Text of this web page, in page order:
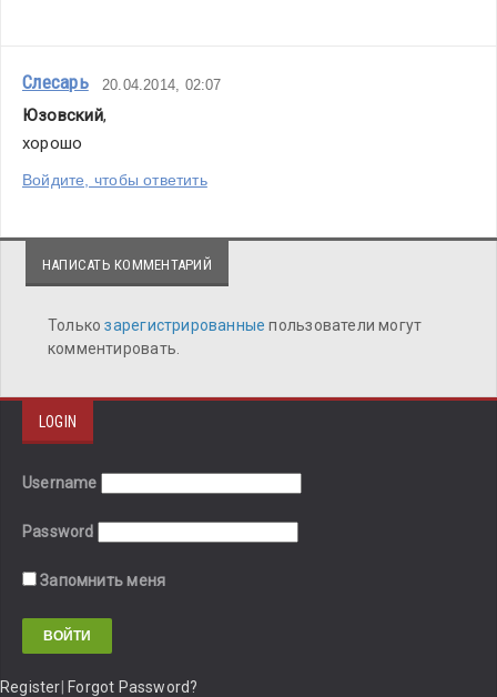
Слесарь 20.04.2014, 02:07
Юзовский,
хорошо
Войдите, чтобы ответить
НАПИСАТЬ КОММЕНТАРИЙ
Толькозарегистрированныепользователи могут
комментировать.
LOGIN
Username
Password
Запомнить меня
Register Forgot Password?